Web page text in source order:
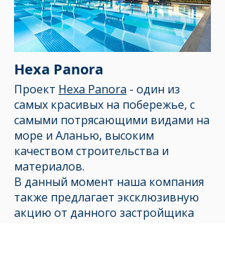
Hexa Panora
Проект Hexa Panora - один из
самых красивых на побережье, с
самыми потрясающими видами на
море и Аланью, высоким
качеством строительства и
материалов.
В данный момент наша компания
также предлагает эксклюзивную
акцию от данного застройщика